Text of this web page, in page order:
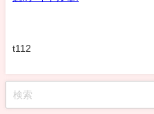
t112